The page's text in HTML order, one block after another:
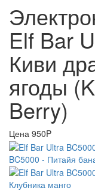
Elf Bar
Киви
ягоды
Berry)
Цена 950P
BC5000 - Питайя
Клубника манго